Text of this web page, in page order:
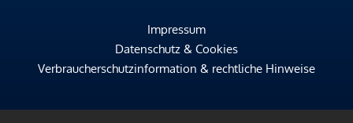
Impressum
Datenschutz & Cookies
Verbraucherschutzinformation & rechtliche Hinweise